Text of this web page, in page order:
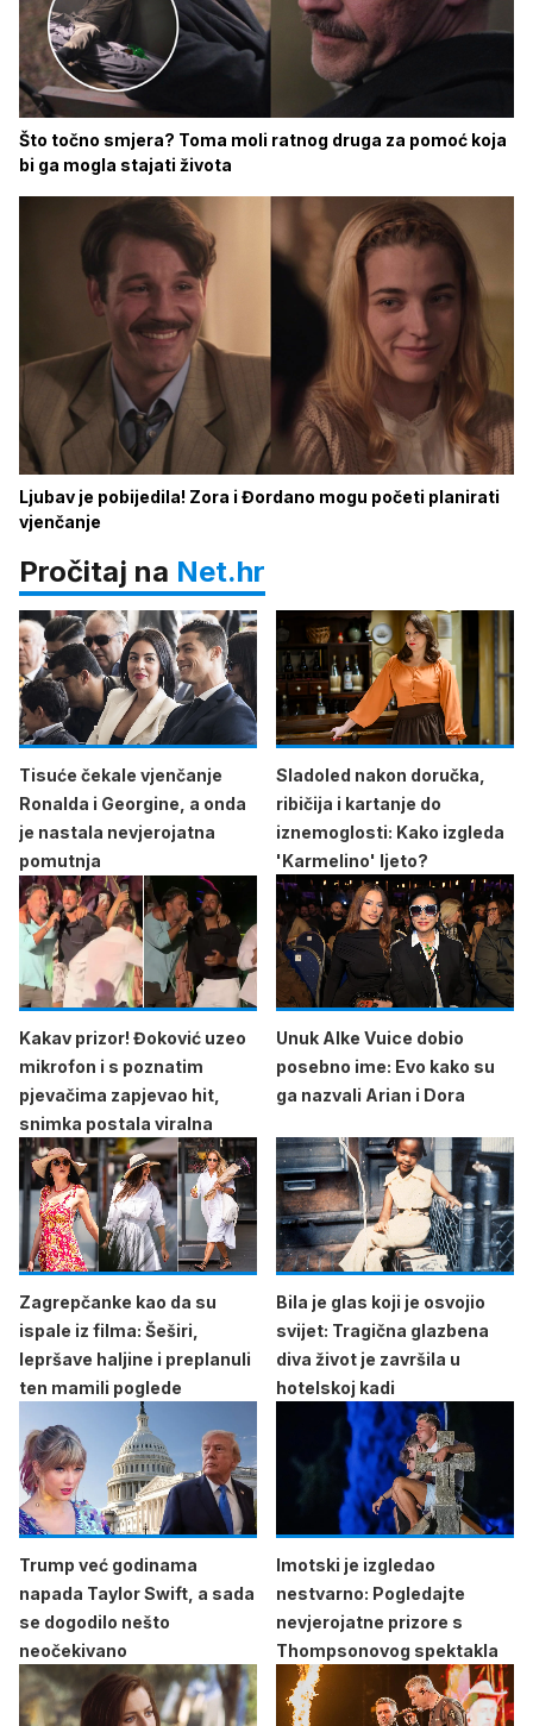
Što točno smjera? Toma moli ratnog druga za pomoć koja
bi ga mogla stajati života
Ljubav je pobijedila! Zora i Đordano mogu početi planirati
vjenčanje
Pročitaj na Net.hr
Tisuće čekale vjenčanje
Ronalda i Georgine, a onda
je nastala nevjerojatna
pomutnja
Sladoled nakon doručka,
ribičija i kartanje do
iznemoglosti: Kako izgleda
'Karmelino' ljeto?
Kakav prizor! Đoković uzeo
mikrofon i s poznatim
pjevačima zapjevao hit,
snimka postala viralna
Unuk Alke Vuice dobio
posebno ime: Evo kako su
ga nazvali Arian i Dora
Zagrepčanke kao da su
ispale iz filma: Šeširi,
lepršave haljine i preplanuli
ten mamili poglede
Bila je glas koji je osvojio
svijet: Tragična glazbena
diva život je završila u
hotelskoj kadi
Trump već godinama
napada Taylor Swift, a sada
se dogodilo nešto
neočekivano
Imotski je izgledao
nestvarno: Pogledajte
nevjerojatne prizore s
Thompsonovog spektakla